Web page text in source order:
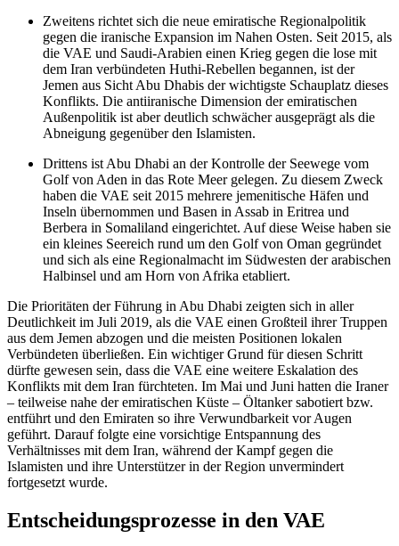
Zweitens richtet sich die neue emiratische Regio­nalpolitik
gegen die iranische Expansion im Nahen Osten. Seit 2015, als
die VAE und Saudi-Arabien einen Krieg gegen die lose mit
dem Iran verbündeten Huthi-Rebellen begannen, ist der
Jemen aus Sicht Abu Dhabis der wichtigste Schauplatz dieses
Konflikts. Die antiiranische Dimension der emira­tischen
Außenpolitik ist aber deutlich schwächer ausgeprägt als die
Abneigung gegenüber den Islamisten.
Drittens ist Abu Dhabi an der Kontrolle der See­wege vom
Golf von Aden in das Rote Meer gelegen. Zu diesem Zweck
haben die VAE seit 2015 mehrere jemenitische Häfen und
Inseln übernommen und Basen in Assab in Eritrea und
Berbera in Somaliland eingerichtet. Auf diese Weise haben sie
ein kleines Seereich rund um den Golf von Oman gegründet
und sich als eine Regionalmacht im Südwesten der arabischen
Halbinsel und am Horn von Afrika etabliert.
Die Prioritäten der Führung in Abu Dhabi zeigten sich in aller
Deutlichkeit im Juli 2019, als die VAE einen Großteil ihrer Truppen
aus dem Jemen abzogen und die meisten Positionen lokalen
Verbündeten überließen. Ein wichtiger Grund für diesen Schritt
dürfte gewesen sein, dass die VAE eine weitere Eskala­tion des
Konflikts mit dem Iran fürchteten. Im Mai und Juni hatten die Iraner
– teilweise nahe der emira­tischen Küste – Öltanker sabotiert bzw.
ent­führt und den Emiraten so ihre Verwundbarkeit vor Augen
geführt. Darauf folgte eine vorsichtige Ent­spannung des
Verhältnisses mit dem Iran, während der Kampf gegen die
Islamisten und ihre Unterstützer in der Region unvermindert
fortgesetzt wurde.
Entscheidungsprozesse in den VAE